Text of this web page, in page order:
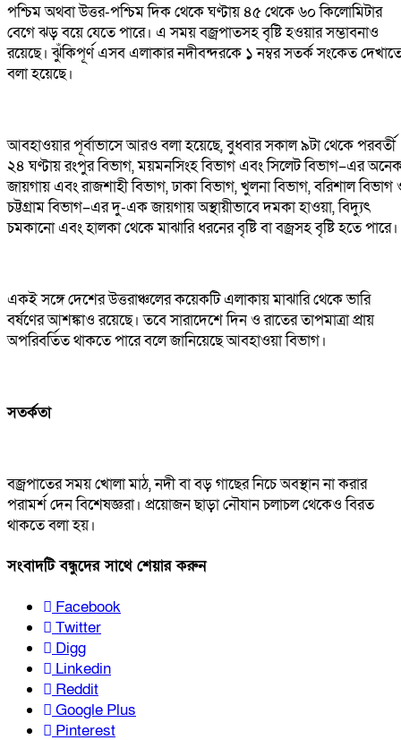
পশ্চিম অথবা উত্তর-পশ্চিম দিক থেকে ঘণ্টায় ৪৫ থেকে ৬০ কিলোমিটার
বেগে ঝড় বয়ে যেতে পারে। এ সময় বজ্রপাতসহ বৃষ্টি হওয়ার সম্ভাবনাও
রয়েছে। ঝুঁকিপূর্ণ এসব এলাকার নদীবন্দরকে ১ নম্বর সতর্ক সংকেত
বলা হয়েছে।
আবহাওয়ার পূর্বাভাসে আরও বলা হয়েছে, বুধবার সকাল ৯টা থেকে পরবর্তী
২৪ ঘণ্টায় রংপুর বিভাগ, ময়মনসিংহ বিভাগ এবং সিলেট বিভাগ–এর
জায়গায় এবং রাজশাহী বিভাগ, ঢাকা বিভাগ, খুলনা বিভাগ, বরিশাল বিভাগ
চট্টগ্রাম বিভাগ–এর দু-এক জায়গায় অস্থায়ীভাবে দমকা হাওয়া, বিদ্যুৎ
চমকানো এবং হালকা থেকে মাঝারি ধরনের বৃষ্টি বা বজ্রসহ বৃষ্টি হতে পারে।
একই সঙ্গে দেশের উত্তরাঞ্চলের কয়েকটি এলাকায় মাঝারি থেকে ভারি
বর্ষণের আশঙ্কাও রয়েছে। তবে সারাদেশে দিন ও রাতের তাপমাত্রা প্রায়
অপরিবর্তিত থাকতে পারে বলে জানিয়েছে আবহাওয়া বিভাগ।
সতর্কতা
বজ্রপাতের সময় খোলা মাঠ, নদী বা বড় গাছের নিচে অবস্থান না করার
পরামর্শ দেন বিশেষজ্ঞরা। প্রয়োজন ছাড়া নৌযান চলাচল থেকেও বিরত
থাকতে বলা হয়।
সংবাদটি বন্ধুদের সাথে শেয়ার করুন
Facebook
Twitter
Digg
Linkedin
Reddit
Google Plus
Pinterest